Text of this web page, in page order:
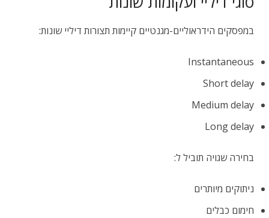
במפסקים הידראוליים-מגנטיים קיימות תצורות דיליי שונות:
Instantaneous
Short delay
Medium delay
Long delay
בחירה שגויה תוביל ל:
ניתוקים מיותרים
חימום כבלים